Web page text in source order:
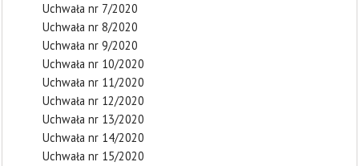
Uchwała nr 7/2020
Uchwała nr 8/2020
Uchwała nr 9/2020
Uchwała nr 10/2020
Uchwała nr 11/2020
Uchwała nr 12/2020
Uchwała nr 13/2020
Uchwała nr 14/2020
Uchwała nr 15/2020